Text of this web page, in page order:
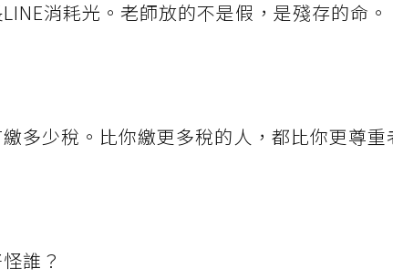
消耗光。老師放的不是假，是殘存的命。
多少稅。比你繳更多稅的人，都比你更尊重
誰？